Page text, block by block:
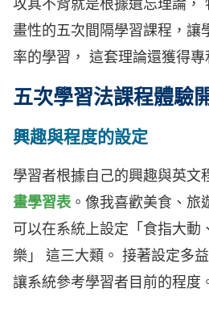
攻其不背就是根據遺忘理論，
畫性的五次間隔學習課程，讓
率的學習， 這套理論還獲得專
五次學習法課程體驗
興趣與程度的設定
學習者根據自己的興趣與英文
畫學習表。像我喜歡美食、旅
可以在系統上設定「食指大動
樂」 這三大類。 接著設定多
讓系統參考學習者目前的程度